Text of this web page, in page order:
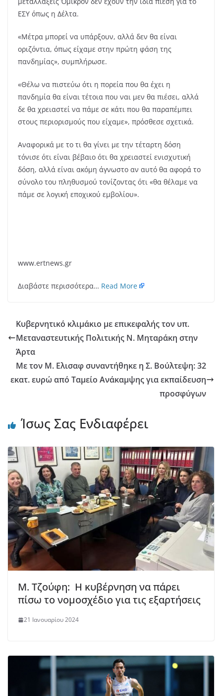
ΕΣΥ όπως η Δέλτα.
«Μέτρα μπορεί να υπάρξουν, αλλά δεν θα είναι
οριζόντια, όπως είχαμε στην πρώτη φάση της
πανδημίας», συμπλήρωσε.
«Θέλω να πιστεύω ότι η πορεία που θα έχει η
πανδημία θα είναι τέτοια που ναι μεν θα πιέσει, αλλά
δε θα χρειαστεί να πάμε σε κάτι που θα παραπέμπει
στους περιορισμούς που είχαμε», πρόσθεσε σχετικά.
Αναφορικά με το τι θα γίνει με την τέταρτη δόση
τόνισε ότι είναι βέβαιο ότι θα χρειαστεί ενισχυτική
δόση, αλλά είναι ακόμη άγνωστο αν αυτό θα αφορά το
σύνολο του πληθυσμού τονίζοντας ότι «θα θέλαμε να
πάμε σε λογική εποχικού εμβολίου».
www.ertnews.gr
Διαβάστε περισσότερα… Read More
Κυβερνητικό κλιμάκιο με επικεφαλής τον υπ.
Μεταναστευτικής Πολιτικής Ν. Μηταράκη στην
Άρτα
Με τον Μ. Ελισαφ συναντήθηκε η Σ. Βούλτεψη: 32
εκατ. ευρώ από Ταμείο Ανάκαμψης για εκπαίδευση
προσφύγων
Ίσως Σας Ενδιαφέρει
Μ. Τζούφη: Η κυβέρνηση να πάρει
πίσω το νομοσχέδιο για τις εξαρτήσεις
21 Ιανουαρίου 2024